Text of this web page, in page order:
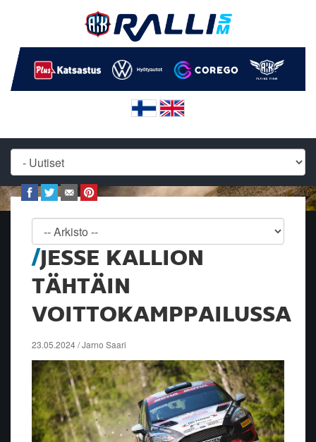
JESSE KALLION
TÄHTÄIN
VOITTOKAMPPAILUSSA
23.05.2024 / Jarno Saari